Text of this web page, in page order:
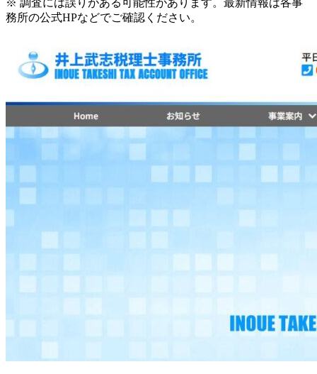
※ 調査には誤りがある可能性があります。最新情報は各事
務所の公式HPなどでご確認ください。